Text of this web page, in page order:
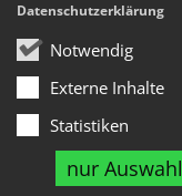
Notwendig
Externe Inhalte
Statistiken
nur Auswahl
Datenschutzerklärung